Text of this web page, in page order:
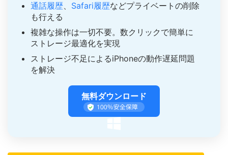
通話履歴、 Safari履歴などプライベートの削除
も行える
複雑な操作は一切不要。数クリックで簡単に
ストレージ最適化を実現
ストレージ不足によるiPhoneの動作遅延問題
を解決
無料ダウンロード